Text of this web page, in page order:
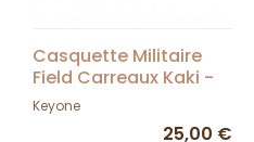
Casquette Militaire
Field Carreaux Kaki -
Keyone
Keyone
25,00 €